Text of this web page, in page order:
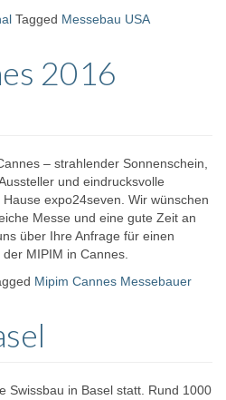
Tagged Messebau USA
2016
– strahlender Sonnenschein,
und eindrucksvolle
expo24seven. Wir wünschen
Messe und eine gute Zeit an
über Ihre Anfrage für einen
MIPIM in Cannes.
Mipim Cannes Messebauer
Swissbau in Basel statt. Rund 1000